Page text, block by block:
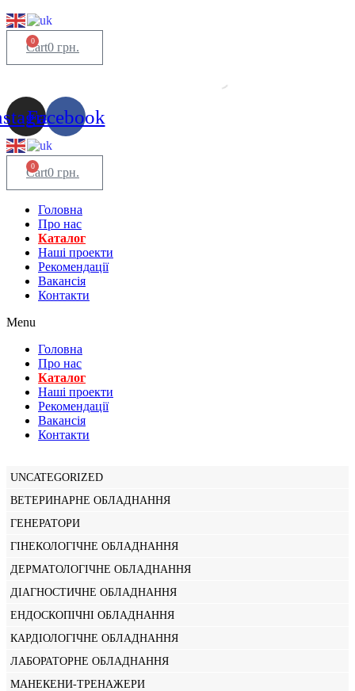
0 грн.
0
Cart
Facebook
0 грн.
0
Cart
Головна
Про нас
Каталог
Нашi проекти
Рекомендації
Вакансiя
Контакти
Menu
Головна
Про нас
Каталог
Нашi проекти
Рекомендації
Вакансiя
Контакти
UNCATEGORIZED
ВЕТЕРИНАРНЕ ОБЛАДНАННЯ
ГЕНЕРАТОРИ
ГІНЕКОЛОГІЧНЕ ОБЛАДНАННЯ
ДЕРМАТОЛОГІЧНЕ ОБЛАДНАННЯ
ДІАГНОСТИЧНЕ ОБЛАДНАННЯ
ЕНДОСКОПІЧНІ ОБЛАДНАННЯ
КАРДІОЛОГІЧНЕ ОБЛАДНАННЯ
ЛАБОРАТОРНЕ ОБЛАДНАННЯ
МАНЕКЕНИ-ТРЕНАЖЕРИ